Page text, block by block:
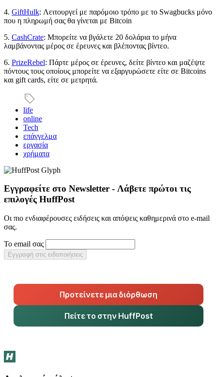
4. GiftHulk: Λειτουργεί με παρόμοιο τρόπο με το Swagbucks μόνο
που η πληρωμή σας θα γίνεται με Bitcoin
5. CashCrate: Μπορείτε να βγάλετε 20 δολάρια το μήνα
λαμβάνοντας μέρος σε έρευνες και βλέποντας βίντεο.
6. PrizeRebel: Πάρτε μέρος σε έρευνες, δείτε βίντεο και μαζέψτε
πόντους τους οποίους μπορείτε να εξαργυρώσετε είτε σε Bitcoins
και gift cards, είτε σε μετρητά.
life
online
Tech
επάγγελμα
εργασία
χρήματα
Εγγραφείτε στο Newsletter - Λάβετε πρώτοι τις
επιλογές HuffPost
Οι πιο ενδιαφέρουσες ειδήσεις και απόψεις καθημερινά στο e-mail
σας.
Το email σας
Εγγραφή στις ειδοποιήσεις
Προτείνετε μια διόρθωση
Πείτε το στην HuffPost